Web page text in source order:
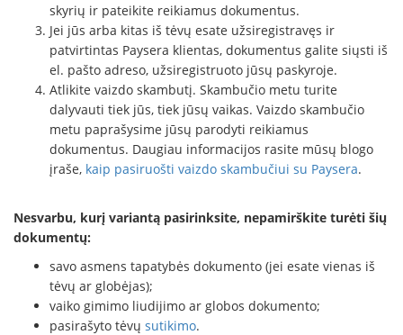
skyrių ir pateikite reikiamus dokumentus.
Jei jūs arba kitas iš tėvų esate užsiregistravęs ir
patvirtintas Paysera klientas, dokumentus galite siųsti iš
el. pašto adreso, užsiregistruoto jūsų paskyroje.
Atlikite vaizdo skambutį. Skambučio metu turite
dalyvauti tiek jūs, tiek jūsų vaikas. Vaizdo skambučio
metu paprašysime jūsų parodyti reikiamus
dokumentus. Daugiau informacijos rasite mūsų blogo
įraše, kaip pasiruošti vaizdo skambučiui su Paysera.
Nesvarbu, kurį variantą pasirinksite, nepamirškite turėti šių
dokumentų:
savo asmens tapatybės dokumento (jei esate vienas iš
tėvų ar globėjas);
vaiko gimimo liudijimo ar globos dokumento;
pasirašyto tėvų sutikimo.